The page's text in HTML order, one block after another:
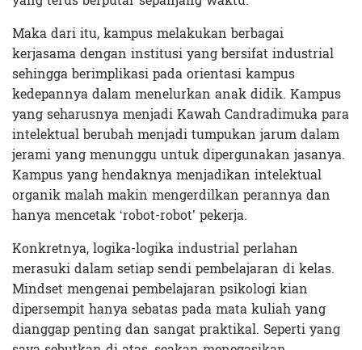
Maka dari itu, kampus melakukan berbagai
kerjasama dengan institusi yang bersifat industrial
sehingga berimplikasi pada orientasi kampus
kedepannya dalam menelurkan anak didik. Kampus
yang seharusnya menjadi Kawah Candradimuka para
intelektual berubah menjadi tumpukan jarum dalam
jerami yang menunggu untuk dipergunakan jasanya.
Kampus yang hendaknya menjadikan intelektual
organik malah makin mengerdilkan perannya dan
hanya mencetak ‘robot-robot’ pekerja.
Konkretnya, logika-logika industrial perlahan
merasuki dalam setiap sendi pembelajaran di kelas.
Mindset mengenai pembelajaran psikologi kian
dipersempit hanya sebatas pada mata kuliah yang
dianggap penting dan sangat praktikal. Seperti yang